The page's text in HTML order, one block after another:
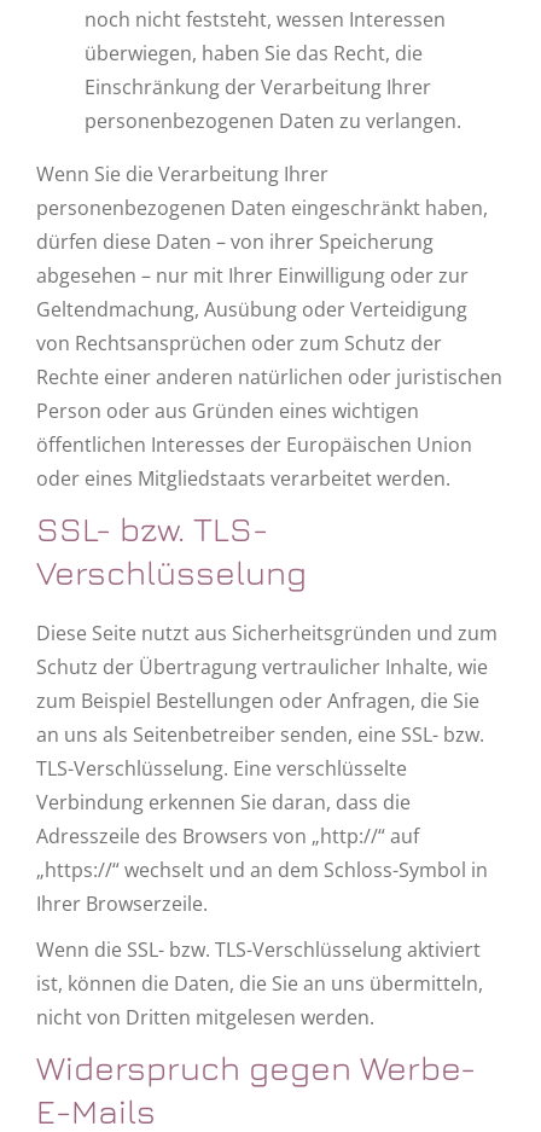
noch nicht feststeht, wessen Interessen
überwiegen, haben Sie das Recht, die
Einschränkung der Verarbeitung Ihrer
personenbezogenen Daten zu verlangen.
Wenn Sie die Verarbeitung Ihrer
personenbezogenen Daten eingeschränkt haben,
dürfen diese Daten – von ihrer Speicherung
abgesehen – nur mit Ihrer Einwilligung oder zur
Geltendmachung, Ausübung oder Verteidigung
von Rechtsansprüchen oder zum Schutz der
Rechte einer anderen natürlichen oder juristischen
Person oder aus Gründen eines wichtigen
öffentlichen Interesses der Europäischen Union
oder eines Mitgliedstaats verarbeitet werden.
SSL- bzw. TLS-
Verschlüsselung
Diese Seite nutzt aus Sicherheitsgründen und zum
Schutz der Übertragung vertraulicher Inhalte, wie
zum Beispiel Bestellungen oder Anfragen, die Sie
an uns als Seitenbetreiber senden, eine SSL- bzw.
TLS-Verschlüsselung. Eine verschlüsselte
Verbindung erkennen Sie daran, dass die
Adresszeile des Browsers von „http://“ auf
„https://“ wechselt und an dem Schloss-Symbol in
Ihrer Browserzeile.
Wenn die SSL- bzw. TLS-Verschlüsselung aktiviert
ist, können die Daten, die Sie an uns übermitteln,
nicht von Dritten mitgelesen werden.
Widerspruch gegen Werbe-
E-Mails